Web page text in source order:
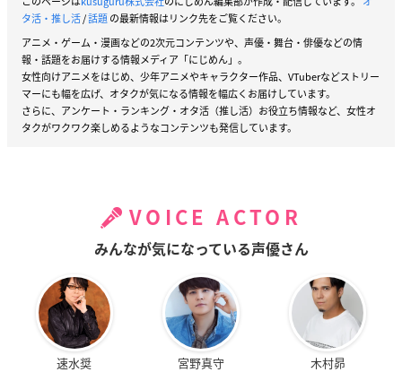
タ活・推し活/話題の最新情報はリンク先をご覧ください。
アニメ・ゲーム・漫画などの2次元コンテンツや、声優・舞台・俳優などの情
報・話題をお届けする情報メディア「にじめん」。
女性向けアニメをはじめ、少年アニメやキャラクター作品、VTuberなどストリー
マーにも幅を広げ、オタクが気になる情報を幅広くお届けしています。
さらに、アンケート・ランキング・オタ活（推し活）お役立ち情報など、女性オ
タクがワクワク楽しめるようなコンテンツも発信しています。
VOICE ACTOR
みんなが気になっている声優さん
速水奨 宮野真守 木村昴